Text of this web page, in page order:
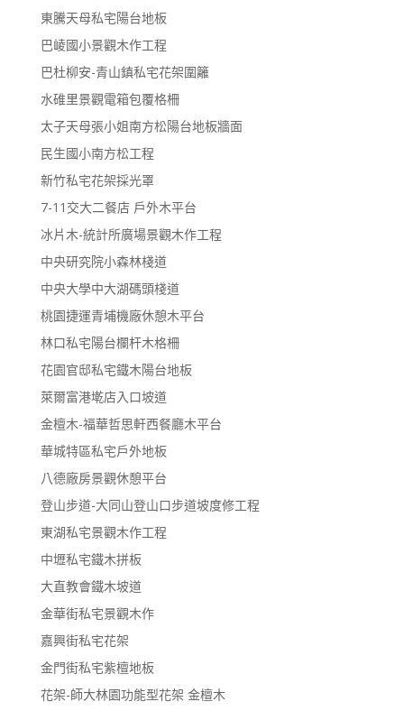
東騰天母私宅陽台地板
巴崚國小景觀木作工程
巴杜柳安-青山鎮私宅花架圍籬
水碓里景觀電箱包覆格柵
太子天母張小姐南方松陽台地板牆面
民生國小南方松工程
新竹私宅花架採光罩
7-11交大二餐店 戶外木平台
冰片木-統計所廣場景觀木作工程
中央研究院小森林棧道
中央大學中大湖碼頭棧道
桃園捷運青埔機廠休憩木平台
林口私宅陽台欄杆木格柵
花園官邸私宅鐵木陽台地板
萊爾富港墘店入口坡道
金檀木-福華哲思軒西餐廳木平台
華城特區私宅戶外地板
八德廠房景觀休憩平台
登山步道-大同山登山口步道坡度修工程
東湖私宅景觀木作工程
中壢私宅鐵木拼板
大直教會鐵木坡道
金華街私宅景觀木作
嘉興街私宅花架
金門街私宅紫檀地板
花架-師大林園功能型花架 金檀木